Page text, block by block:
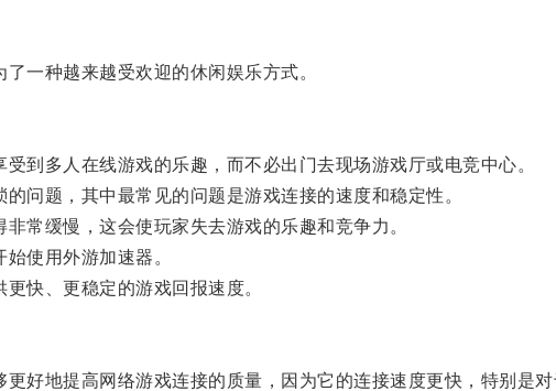
一种越来越受欢迎的休闲娱乐方式。
多人在线游戏的乐趣，而不必出门去现场游戏厅或电竞中心。
题，其中最常见的问题是游戏连接的速度和稳定性。
缓慢，这会使玩家失去游戏的乐趣和竞争力。
使用外游加速器。
快、更稳定的游戏回报速度。
地提高网络游戏连接的质量，因为它的连接速度更快，特别是